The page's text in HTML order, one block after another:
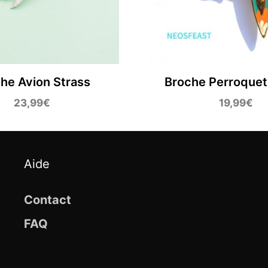
Avion Strass
23,99€
Broche
19,99€
Aide
Contact
FAQ